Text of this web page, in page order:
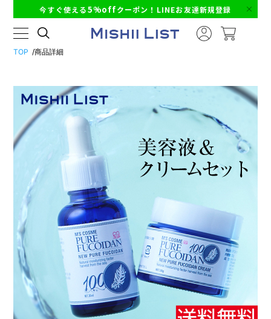
今すぐ使える5%offクーポン！LINEお友達新規登録
TOP 商品詳細